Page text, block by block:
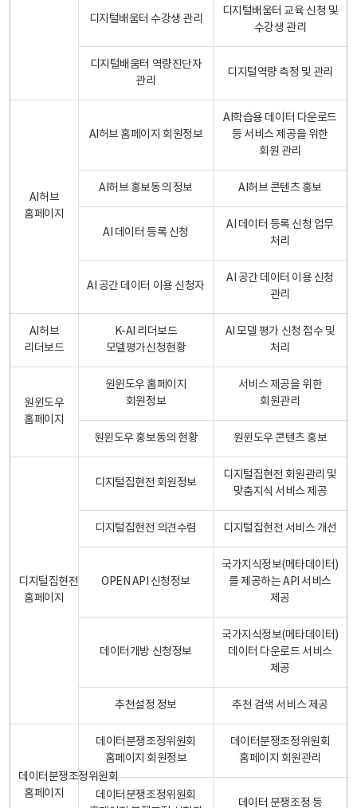
디지털배움터 수강생 관리
디지털배움터 교육 신청 및
수강생 관리
디지털배움터 역량진단자
관리
디지털역량 측정 및 관리
AI허브
홈페이지
AI허브 홈페이지 회원정보
AI학습용 데이터 다운로드
등 서비스 제공을 위한
회원 관리
AI허브 홍보동의 정보 AI허브 콘텐츠 홍보
AI 데이터 등록 신청
AI 데이터 등록 신청 업무
처리
AI 공간 데이터 이용 신청자
AI 공간 데이터 이용 신청
관리
AI허브
리더보드
K-AI 리더보드
모델평가신청현황
AI 모델 평가 신청 접수 및
처리
원윈도우
홈페이지
원윈도우 홈페이지
회원정보
서비스 제공을 위한
회원관리
원윈도우 홍보동의 현황 원윈도우 콘텐츠 홍보
디지털집현전
홈페이지
디지털집현전 회원정보
디지털집현전 회원관리 및
맞춤지식 서비스 제공
디지털집현전 의견수렴 디지털집현전 서비스 개선
OPEN API 신청정보
국가지식정보(메타데이터)
를 제공하는 API 서비스
제공
데이터개방 신청정보
국가지식정보(메타데이터)
데이터 다운로드 서비스
제공
추천설정 정보 추천 검색 서비스 제공
데이터분쟁조정위원회
홈페이지
데이터분쟁조정위원회
홈페이지 회원정보
데이터분쟁조정위원회
홈페이지 회원관리
데이터분쟁조정위원회
데이터 분쟁조정 등